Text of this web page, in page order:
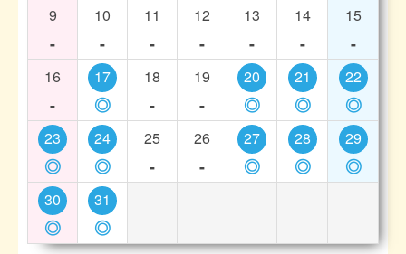
9
-
10
-
11
-
12
-
13
-
14
-
15
-
16
-
17
◎
18
-
19
-
20
◎
21
◎
22
◎
23
◎
24
◎
25
-
26
-
27
◎
28
◎
29
◎
30
◎
31
◎